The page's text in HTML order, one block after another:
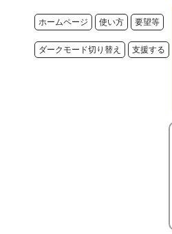
ホームページ 使い方 要望等
ダークモード切り替え 支援する